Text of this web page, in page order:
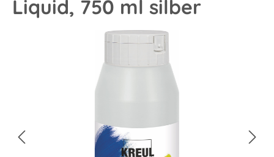
Liquid, 750 ml silber
Bildergalerie überspringen